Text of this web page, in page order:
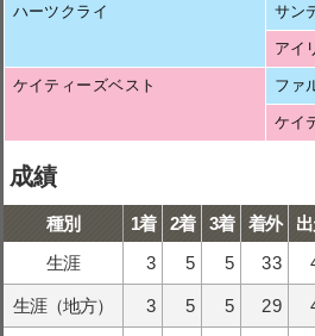
ハーツクライ サン
アイ
ケイティーズベスト ファ
ケイ
成績
種別 1着 2着 3着 着外
生涯
3 5 5 33
生涯（地方） 3 5 5 29